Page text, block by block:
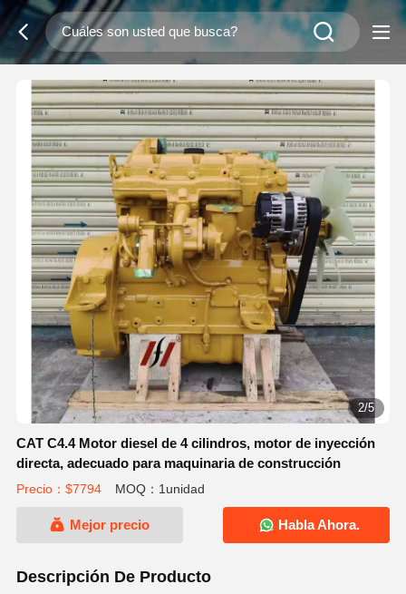
3/5
CAT C4.4 Motor diesel de 4 cilindros, motor de inyección
directa, adecuado para maquinaria de construcción
Precio：$7794 MOQ：1unidad
Mejor precio Habla Ahora.
Descripción De Producto